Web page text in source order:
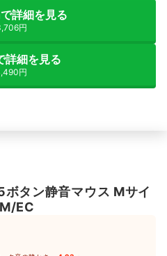
たないイメ
1万円以上
り心地や
バランスの
詳細を見る
円
詳細を見る
円
タン静音マウス Mサイ
EC